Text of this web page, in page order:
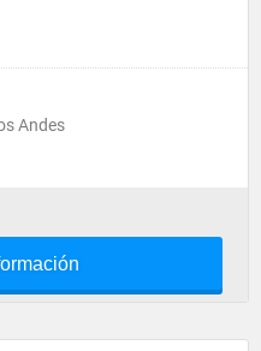
Andes